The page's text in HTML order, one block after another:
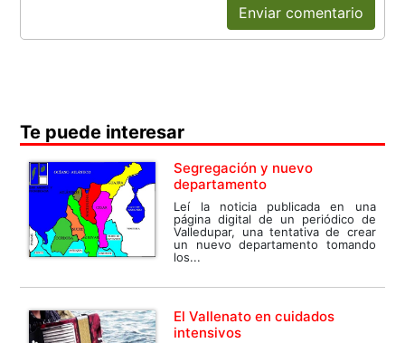
Enviar comentario
Te puede interesar
Segregación y nuevo
departamento
Leí la noticia publicada en una
página digital de un periódico de
Valledupar, una tentativa de crear
un nuevo departamento tomando
los...
El Vallenato en cuidados
intensivos